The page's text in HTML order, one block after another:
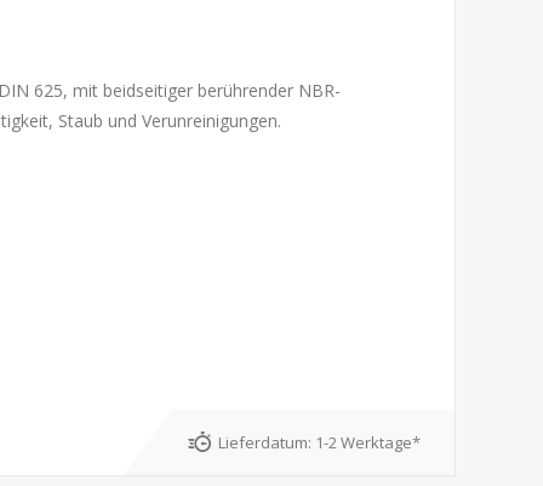
625, mit beidseitiger berührender NBR-
Staub und Verunreinigungen.
Lieferdatum: 1-2 Werktage*